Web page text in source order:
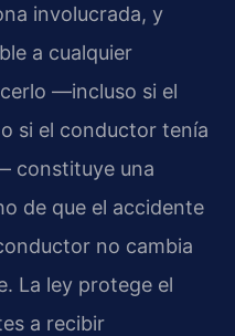
involucrada, y
a cualquier
—incluso si el
si el conductor tenía
constituye una
de que el accidente
no cambia
La ley protege el
a recibir